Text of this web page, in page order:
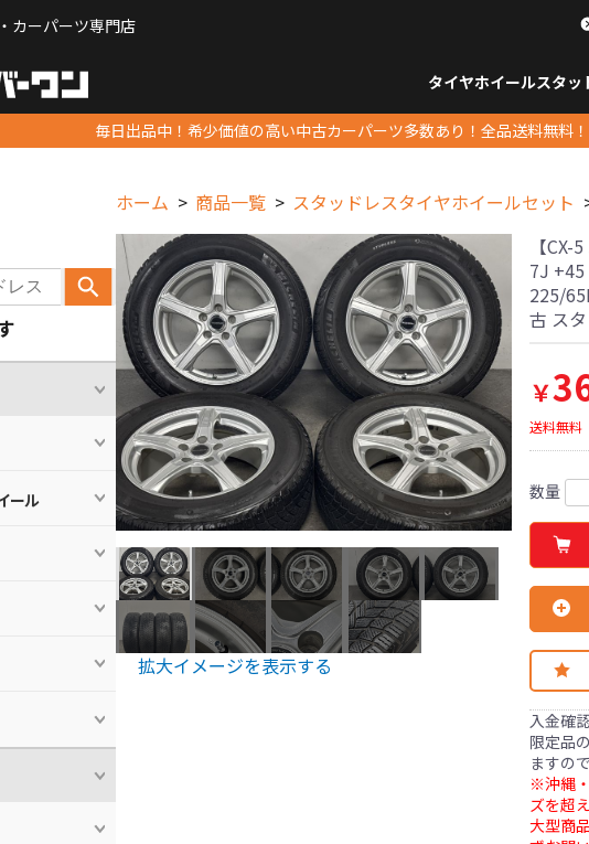
カーパーツ専門店
タイヤホイールスタッ
毎日出品中！希少価値の高い中古カーパーツ多数あり！全品送料無料！
ホーム 商品一覧 スタッドレスタイヤホイールセット
拡大イメージを表示する
【
7J +45
225/
古 ス
￥
送料無料
数量
入金確
限定品
ますの
※沖縄
ズを超
大型商
ール